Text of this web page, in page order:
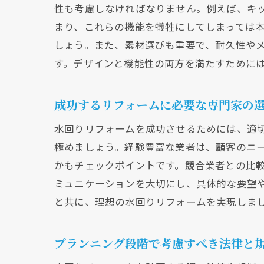
性も考慮しなければなりません。例えば、キ
まり、これらの機能を犠牲にしてしまって
しょう。また、素材選びも重要で、耐久性
す。デザインと機能性の両方を満たすために
成功するリフォームに必要な専門家の
水回りリフォームを成功させるためには、適
極めましょう。経験豊富な業者は、顧客のニ
かもチェックポイントです。競合業者との比
ミュニケーションを大切にし、具体的な要
と共に、理想の水回りリフォームを実現しま
プランニング段階で考慮すべき法律と